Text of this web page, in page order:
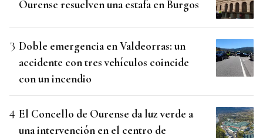
Ourense resuelven una estafa en Burgos
Doble emergencia en Valdeorras: un
accidente con tres vehículos coincide
con un incendio
El Concello de Ourense da luz verde a
una intervención en el centro de